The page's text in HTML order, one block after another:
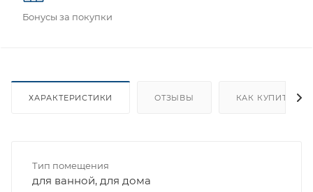
Бонусы за покупки
ХАРАКТЕРИСТИКИ ОТЗЫВЫ КАК КУПИТЬ
Тип помещения
для ванной, для дома